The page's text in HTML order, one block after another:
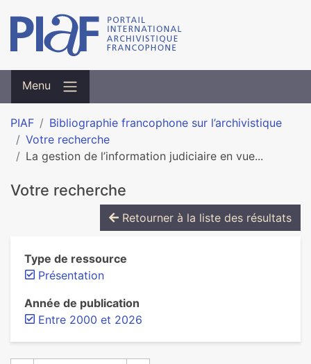
Menu
PIAF
Bibliographie francophone sur l’archivistique
Votre recherche
La gestion de l’information judiciaire en vue...
Votre recherche
Retourner à la liste des résultats
Type de ressource
Présentation
Année de publication
Entre 2000 et 2026